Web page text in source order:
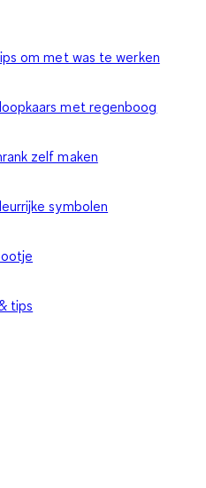
om met was te werken
met regenboog
zelf maken
symbolen
tips